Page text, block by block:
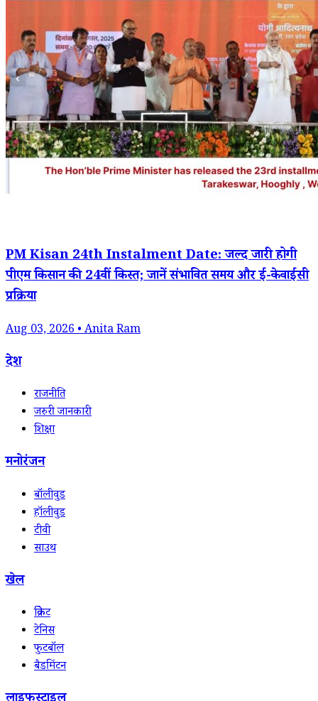
PM Kisan 24th Instalment Date: जल्द जारी होगी
पीएम किसान की 24वीं किस्त; जानें संभावित समय और ई-केवाईसी
प्रक्रिया
Aug 03, 2026 • Anita Ram
देश
राजनीति
जरुरी जानकारी
शिक्षा
मनोरंजन
बॉलीवुड
हॉलीवुड
टीवी
साउथ
खेल
क्रिकेट
टेनिस
फुटबॉल
बैडमिंटन